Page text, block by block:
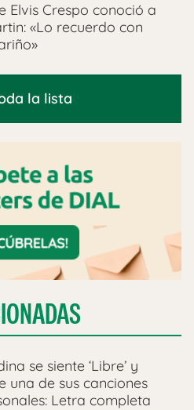
Elvis Crespo conoció a
«Lo recuerdo con
la lista
se siente ‘Libre’ y
una de sus canciones
Letra completa